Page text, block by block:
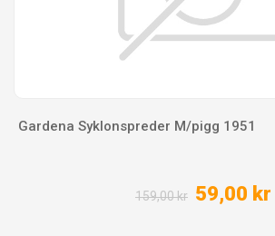
Gardena Syklonspreder M/pigg 1951
159,00 kr 59,00 kr